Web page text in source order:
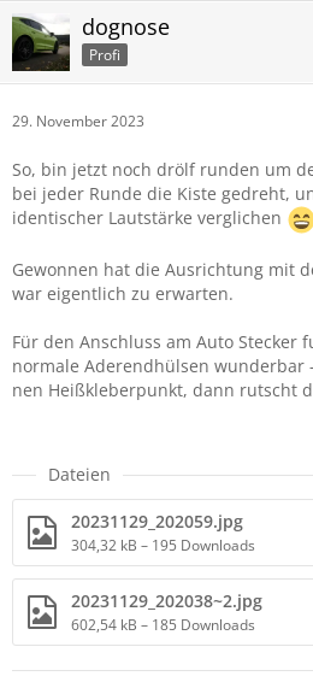
dognose
Profi
29. November 2023
So, bin jetzt noch drölf runden um
bei jeder Runde die Kiste gedreht,
identischer Lautstärke verglichen
Gewonnen hat die Ausrichtung mit
war eigentlich zu erwarten.
Für den Anschluss am Auto Stecker
normale Aderendhülsen wunderbar
nen Heißkleberpunkt, dann rutscht
Dateien
20231129_202059.jpg
304,32 kB – 195 Downloads
20231129_202038~2.jpg
602,54 kB – 185 Downloads